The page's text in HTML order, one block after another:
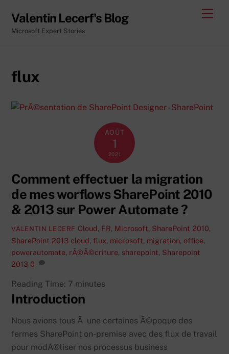
content
Valentin Lecerf's Blog
Microsoft Expert Stories
flux
AOÛT
1
2021
Comment effectuer la migration
de mes worflows SharePoint 2010
& 2013 sur Power Automate ?
VALENTIN LECERF Cloud, FR, Microsoft, SharePoint 2010,
SharePoint 2013 cloud, flux, microsoft, migration, office,
powerautomate, rÃ©Ã©criture, sharepoint, Sharepoint
2013 0
Reading Time: 7 minutes
Introduction
Nous avions tous Ã une certaines Ã©poque des
fermes SharePoint on-premise avec des flux de travail
pour modÃ©liser nos processus business